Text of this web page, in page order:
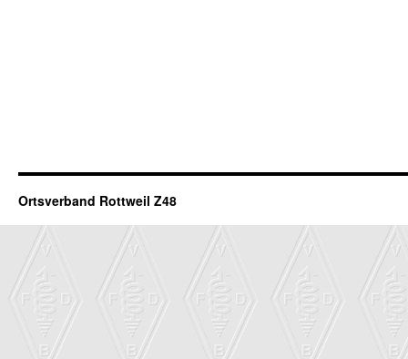
Ortsverband Rottweil Z48